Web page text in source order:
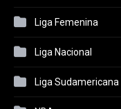
Liga Femenina
Liga Nacional
Liga Sudamericana